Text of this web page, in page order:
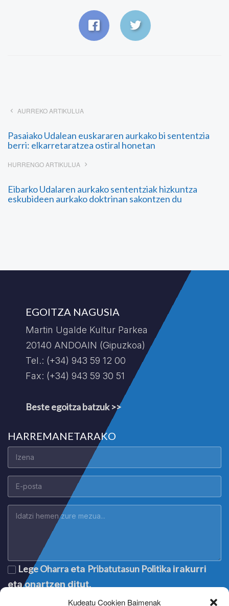
Kudeatu Cookien Baimenak
AURREKO ARTIKULUA
Pasaiako Udalean euskararen aurkako bi sententzia
berri: elkarretaratzea ostiral honetan
HURRENGO ARTIKULUA
Eibarko Udalaren aurkako sententziak hizkuntza
eskubideen aurkako doktrinan sakontzen du
EGOITZA NAGUSIA
Martin Ugalde Kultur Parkea
20140 ANDOAIN (Gipuzkoa)
Tel.: (+34) 943 59 12 00
Fax: (+34) 943 59 30 51
Beste egoitza batzuk >>
HARREMANETARAKO
Lege Oharra eta Pribatutasun Politika irakurri
eta onartzen ditut.